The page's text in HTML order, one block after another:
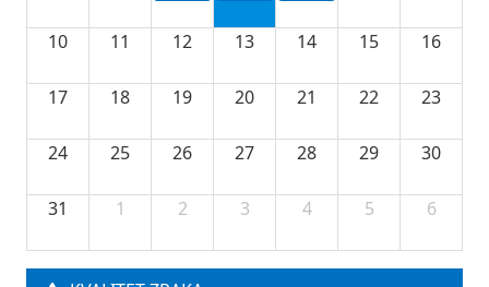
10 11 12 13 14 15 16
17 18 19 20 21 22 23
24 25 26 27 28 29 30
31 1 2 3 4 5 6